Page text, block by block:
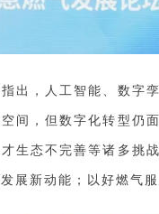
出，人工智能、数字
间，但数字化转型仍
生态不完善等诸多挑
展新动能；以好燃气服